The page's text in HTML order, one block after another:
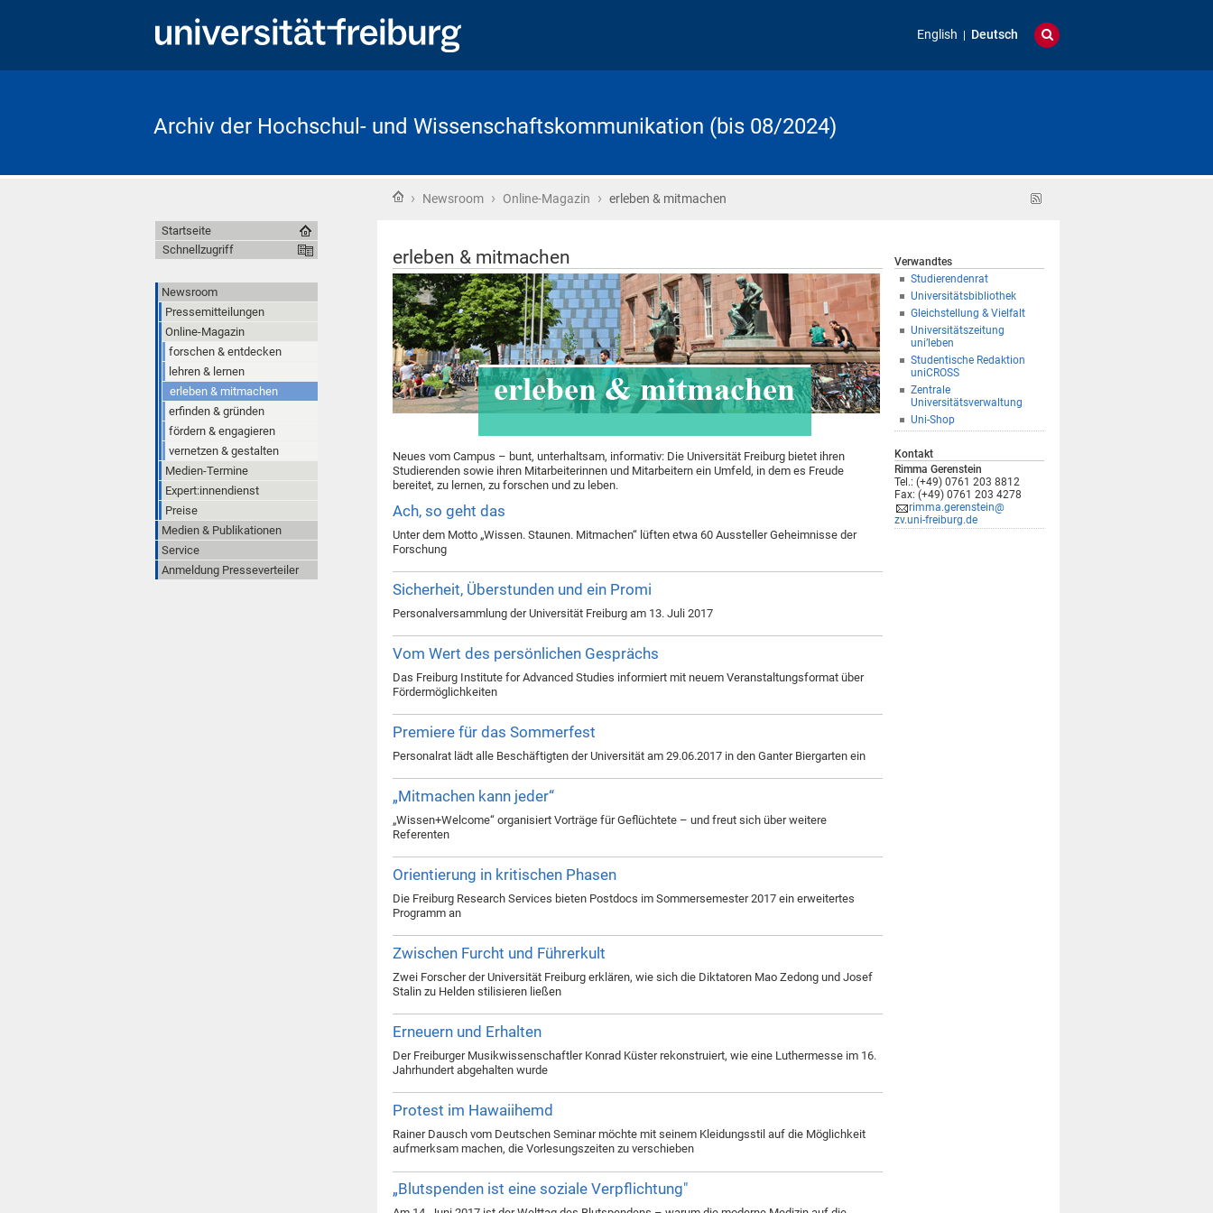
English Deutsch
Archiv der Hochschul- und Wissenschaftskommunikation (bis 08/2024)
Startseite
› Newsroom › Online-Magazin › erleben & mitmachen
erleben & mitmachen
Neues vom Campus – bunt, unterhaltsam, informativ: Die Universität Freiburg bietet ihren
Studierenden sowie ihren Mitarbeiterinnen und Mitarbeitern ein Umfeld, in dem es Freude
bereitet, zu lernen, zu forschen und zu leben.
Ach, so geht das
Unter dem Motto „Wissen. Staunen. Mitmachen“ lüften etwa 60 Aussteller Geheimnisse der
Forschung
Sicherheit, Überstunden und ein Promi
Personalversammlung der Universität Freiburg am 13. Juli 2017
Vom Wert des persönlichen Gesprächs
Das Freiburg Institute for Advanced Studies informiert mit neuem Veranstaltungsformat über
Fördermöglichkeiten
Premiere für das Sommerfest
Personalrat lädt alle Beschäftigten der Universität am 29.06.2017 in den Ganter Biergarten ein
„Mitmachen kann jeder“
„Wissen+Welcome“ organisiert Vorträge für Geflüchtete – und freut sich über weitere
Referenten
Orientierung in kritischen Phasen
Die Freiburg Research Services bieten Postdocs im Sommersemester 2017 ein erweitertes
Programm an
Zwischen Furcht und Führerkult
Zwei Forscher der Universität Freiburg erklären, wie sich die Diktatoren Mao Zedong und Josef
Stalin zu Helden stilisieren ließen
Erneuern und Erhalten
Der Freiburger Musikwissenschaftler Konrad Küster rekonstruiert, wie eine Luthermesse im 16.
Jahrhundert abgehalten wurde
Protest im Hawaiihemd
Rainer Dausch vom Deutschen Seminar möchte mit seinem Kleidungsstil auf die Möglichkeit
aufmerksam machen, die Vorlesungszeiten zu verschieben
„Blutspenden ist eine soziale Verpflichtung"
Verwandtes
Studierendenrat
Universitätsbibliothek
Gleichstellung & Vielfalt
Universitätszeitung
uni’leben
Studentische Redaktion
uniCROSS
Zentrale
Universitätsverwaltung
Uni-Shop
Kontakt
Rimma Gerenstein
Tel.: (+49) 0761 203 8812
Fax: (+49) 0761 203 4278
rimma.gerenstein@
zv.uni-freiburg.de
Startseite
Schnellzugriff
Newsroom
Pressemitteilungen
Online-Magazin
forschen & entdecken
lehren & lernen
erleben & mitmachen
erfinden & gründen
fördern & engagieren
vernetzen & gestalten
Medien-Termine
Expert:innendienst
Preise
Medien & Publikationen
Service
Anmeldung Presseverteiler